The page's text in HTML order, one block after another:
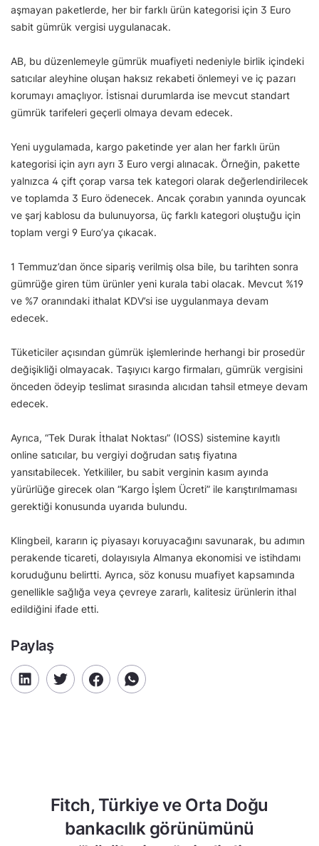
aşmayan paketlerde, her bir farklı ürün kategorisi için 3 Euro
sabit gümrük vergisi uygulanacak.
AB, bu düzenlemeyle gümrük muafiyeti nedeniyle birlik içindeki
satıcılar aleyhine oluşan haksız rekabeti önlemeyi ve iç pazarı
korumayı amaçlıyor. İstisnai durumlarda ise mevcut standart
gümrük tarifeleri geçerli olmaya devam edecek.
Yeni uygulamada, kargo paketinde yer alan her farklı ürün
kategorisi için ayrı ayrı 3 Euro vergi alınacak. Örneğin, pakette
yalnızca 4 çift çorap varsa tek kategori olarak değerlendirilecek
ve toplamda 3 Euro ödenecek. Ancak çorabın yanında oyuncak
ve şarj kablosu da bulunuyorsa, üç farklı kategori oluştuğu için
toplam vergi 9 Euro’ya çıkacak.
1 Temmuz’dan önce sipariş verilmiş olsa bile, bu tarihten sonra
gümrüğe giren tüm ürünler yeni kurala tabi olacak. Mevcut %19
ve %7 oranındaki ithalat KDV’si ise uygulanmaya devam
edecek.
Tüketiciler açısından gümrük işlemlerinde herhangi bir prosedür
değişikliği olmayacak. Taşıyıcı kargo firmaları, gümrük vergisini
önceden ödeyip teslimat sırasında alıcıdan tahsil etmeye devam
edecek.
Ayrıca, “Tek Durak İthalat Noktası” (IOSS) sistemine kayıtlı
online satıcılar, bu vergiyi doğrudan satış fiyatına
yansıtabilecek. Yetkililer, bu sabit verginin kasım ayında
yürürlüğe girecek olan “Kargo İşlem Ücreti” ile karıştırılmaması
gerektiği konusunda uyarıda bulundu.
Klingbeil, kararın iç piyasayı koruyacağını savunarak, bu adımın
perakende ticareti, dolayısıyla Almanya ekonomisi ve istihdamı
koruduğunu belirtti. Ayrıca, söz konusu muafiyet kapsamında
genellikle sağlığa veya çevreye zararlı, kalitesiz ürünlerin ithal
edildiğini ifade etti.
Paylaş
Fitch, Türkiye ve Orta Doğu
bankacılık görünümünü